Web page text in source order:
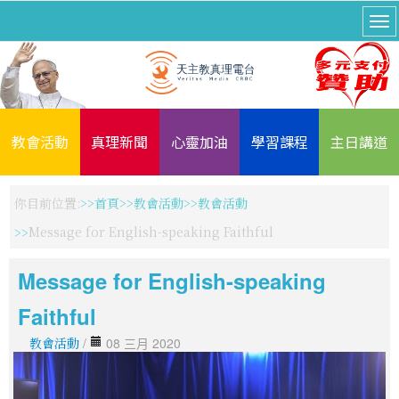
教會活動 真理新聞 心靈加油 學習課程 主日講道
你目前位置: 首頁 教會活動
教會活動
Message for English-speaking Faithful
Message for English-speaking
Faithful
教會活動 / 08 三月 2020